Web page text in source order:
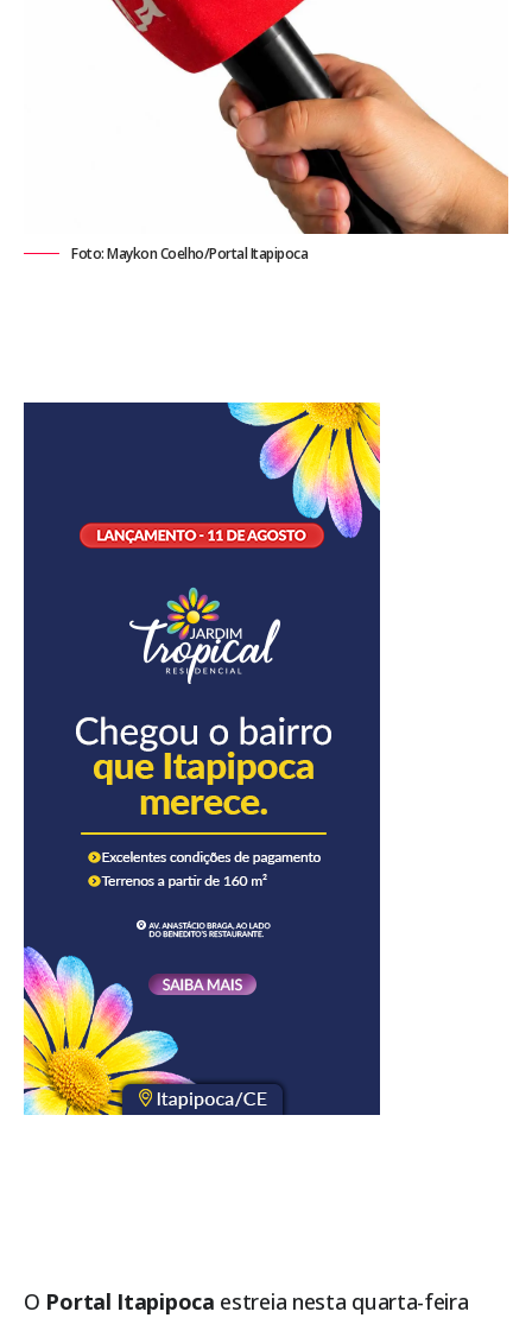
Foto: Maykon Coelho/Portal Itapipoca
O Portal Itapipoca estreia nesta quarta-feira